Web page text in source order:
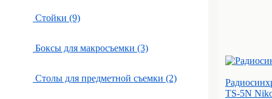
Стойки (9)
Боксы для макросъемки (3)
Столы для предметной съемки (2)
TS-5N